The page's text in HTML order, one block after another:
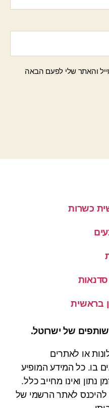
והאתר שלי לפעם הבאה
כשרות
בראשית
של ישרוטל.
או לאתרים
בו. כל המידע המופיע
נתון ואינו מחייב כלל.
להיכנס לאתר הרשמי של